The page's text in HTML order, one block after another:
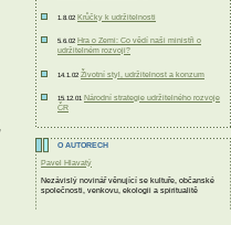
1.8.02 Krůčky k udržitelnosti
5.6.02 Hra o Zemi: Co vědí naši ministři o
udržitelném rozvoji?
14.1.02 Životní styl, udržitelnost a konzum
15.12.01 Národní strategie udržitelného rozvoje
ČR
O AUTORECH
Pavel Hlavatý
Nezávislý novinář věnující se kultuře, občanské
společnosti, venkovu, ekologii a spiritualitě